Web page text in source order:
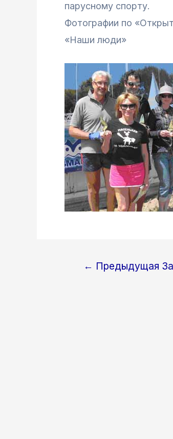
парусному спорту.
Фотографии по
«Наши люди»
Навигация
← Предыдущая